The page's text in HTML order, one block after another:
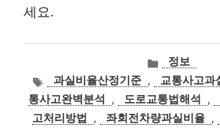
세요.
카
테
고
리
정보
태
그
과실비율산정기준 , 교통사고과
통사고완벽분석
, 도로교통법해석 ,
고처리방법
, 좌회전차량과실비율 ,